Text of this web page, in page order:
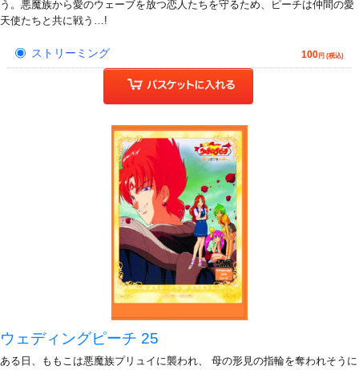
う。悪魔族から愛のウェーブを放つ恋人たちを守るため、ピーチは仲間の愛
天使たちと共に戦う…!
ストリーミング 100円 (税込)
ウェディングピーチ 25
ある日、ももこは悪魔族プリュイに襲われ、 母の形見の指輪を奪われそうに